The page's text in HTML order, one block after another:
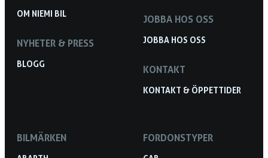
OM NIEMI BIL
NYHETER & PRESS
BLOGG
JOBBA HOS OSS
JOBBA HOS OSS
KONTAKT
KONTAKT & ÖPPETTIDER
BILMÄRKEN FORDONSTYPER